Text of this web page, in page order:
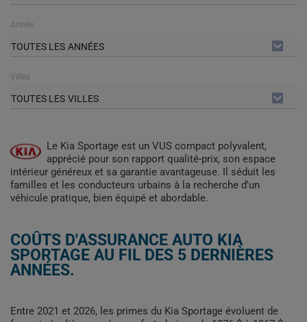
Année
TOUTES LES ANNÉES
Villes
TOUTES LES VILLES
Le Kia Sportage est un VUS compact polyvalent,
apprécié pour son rapport qualité-prix, son espace
intérieur généreux et sa garantie avantageuse. Il séduit les
familles et les conducteurs urbains à la recherche d'un
véhicule pratique, bien équipé et abordable.
COÛTS D'ASSURANCE AUTO KIA
SPORTAGE AU FIL DES 5 DERNIÈRES
ANNÉES.
Entre 2021 et 2026, les primes du Kia Sportage évoluent de